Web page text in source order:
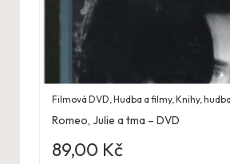
Filmová DVD,Hudba a filmy,Knihy,
Romeo, Julie a tma – DVD
89,00 Kč